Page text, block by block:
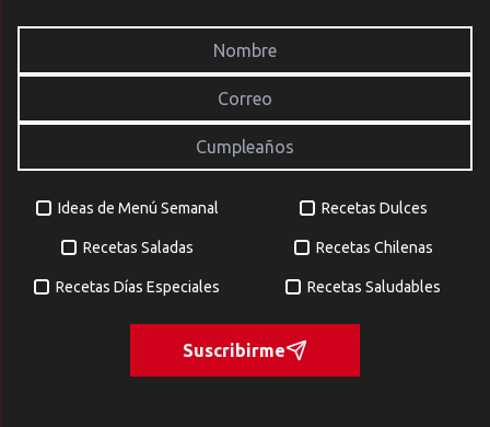
Ideas de Menú Semanal Recetas Dulces
Recetas Saladas Recetas Chilenas
Recetas Días Especiales Recetas Saludables
Suscribirme